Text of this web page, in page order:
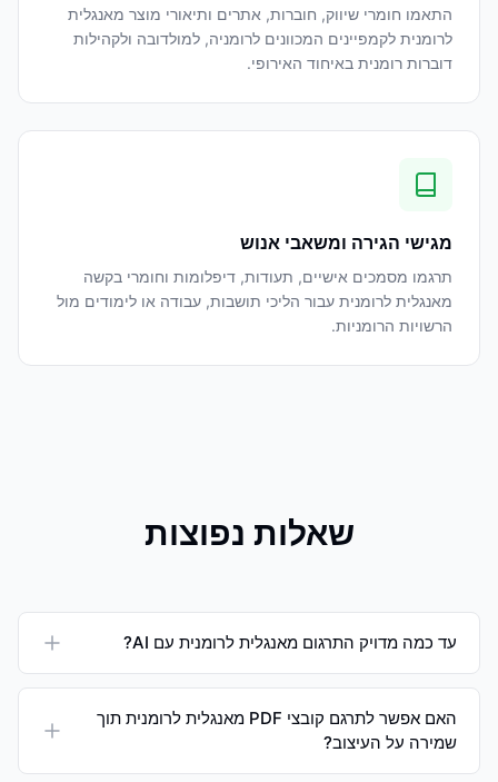
התאמו חומרי שיווק, חוברות, אתרים ותיאורי מוצר מאנגלית
לרומנית לקמפיינים המכוונים לרומניה, למולדובה ולקהילות
דוברות רומנית באיחוד האירופי.
מגישי הגירה ומשאבי אנוש
תרגמו מסמכים אישיים, תעודות, דיפלומות וחומרי בקשה
מאנגלית לרומנית עבור הליכי תושבות, עבודה או לימודים מול
הרשויות הרומניות.
שאלות נפוצות
עד כמה מדויק התרגום מאנגלית לרומנית עם AI?
האם אפשר לתרגם קובצי PDF מאנגלית לרומנית תוך
שמירה על העיצוב?